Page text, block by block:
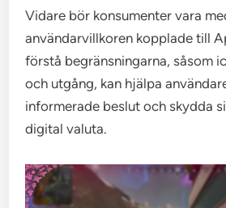
Vidare bör konsumenter vara
användarvillkoren kopplade till
förstå begränsningarna, såsom
och utgång, kan hjälpa
informerade beslut och skydda
digital valuta.